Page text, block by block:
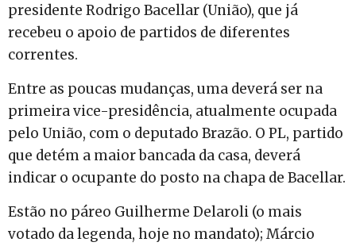
presidente Rodrigo Bacellar (União), que já
recebeu o apoio de partidos de diferentes
correntes.
Entre as poucas mudanças, uma deverá ser na
primeira vice-presidência, atualmente ocupada
pelo União, com o deputado Brazão. O PL, partido
que detém a maior bancada da casa, deverá
indicar o ocupante do posto na chapa de Bacellar.
Estão no páreo Guilherme Delaroli (o mais
votado da legenda, hoje no mandato); Márcio